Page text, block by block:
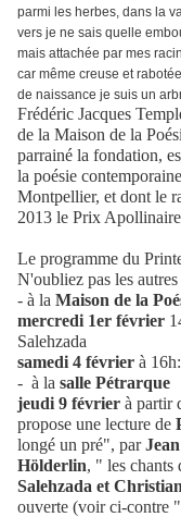
parmi les herbes, dans la
vers je ne sais quelle
mais attachée par mes
car même creuse et
de naissance je suis un
Frédéric Jacques
de la Maison de la
parrainé la fondation,
la poésie
Montpellier, et dont le
2013 le Prix
Le programme du
N'oubliez pas les
- à la Maison de la
mercredi 1er février
Salehzada
samedi 4 février à
- à la salle Pétrarque
jeudi 9 février à partir
propose une lecture de
longé un pré", par
Hölderlin, " les chants
Salehzada et
ouverte (voir ci-contre